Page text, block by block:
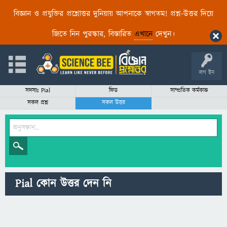
বিজ্ঞান ও প্রযুক্তির প্রশ্নোত্তর দুনিয়ায় আপনাকে স্বাগতম! প্রশ্ন-উত্তর দিয়ে
জিতে নিন পুরস্কার, বিস্তারিত এখানেদেখুন।
লগ ইন
সদস্যঃ Pial ফিড
সাম্প্রতিক কর্মকান্ড
সকল প্রশ্ন
সকল উত্তর
Pial কোন উত্তর দেন নি